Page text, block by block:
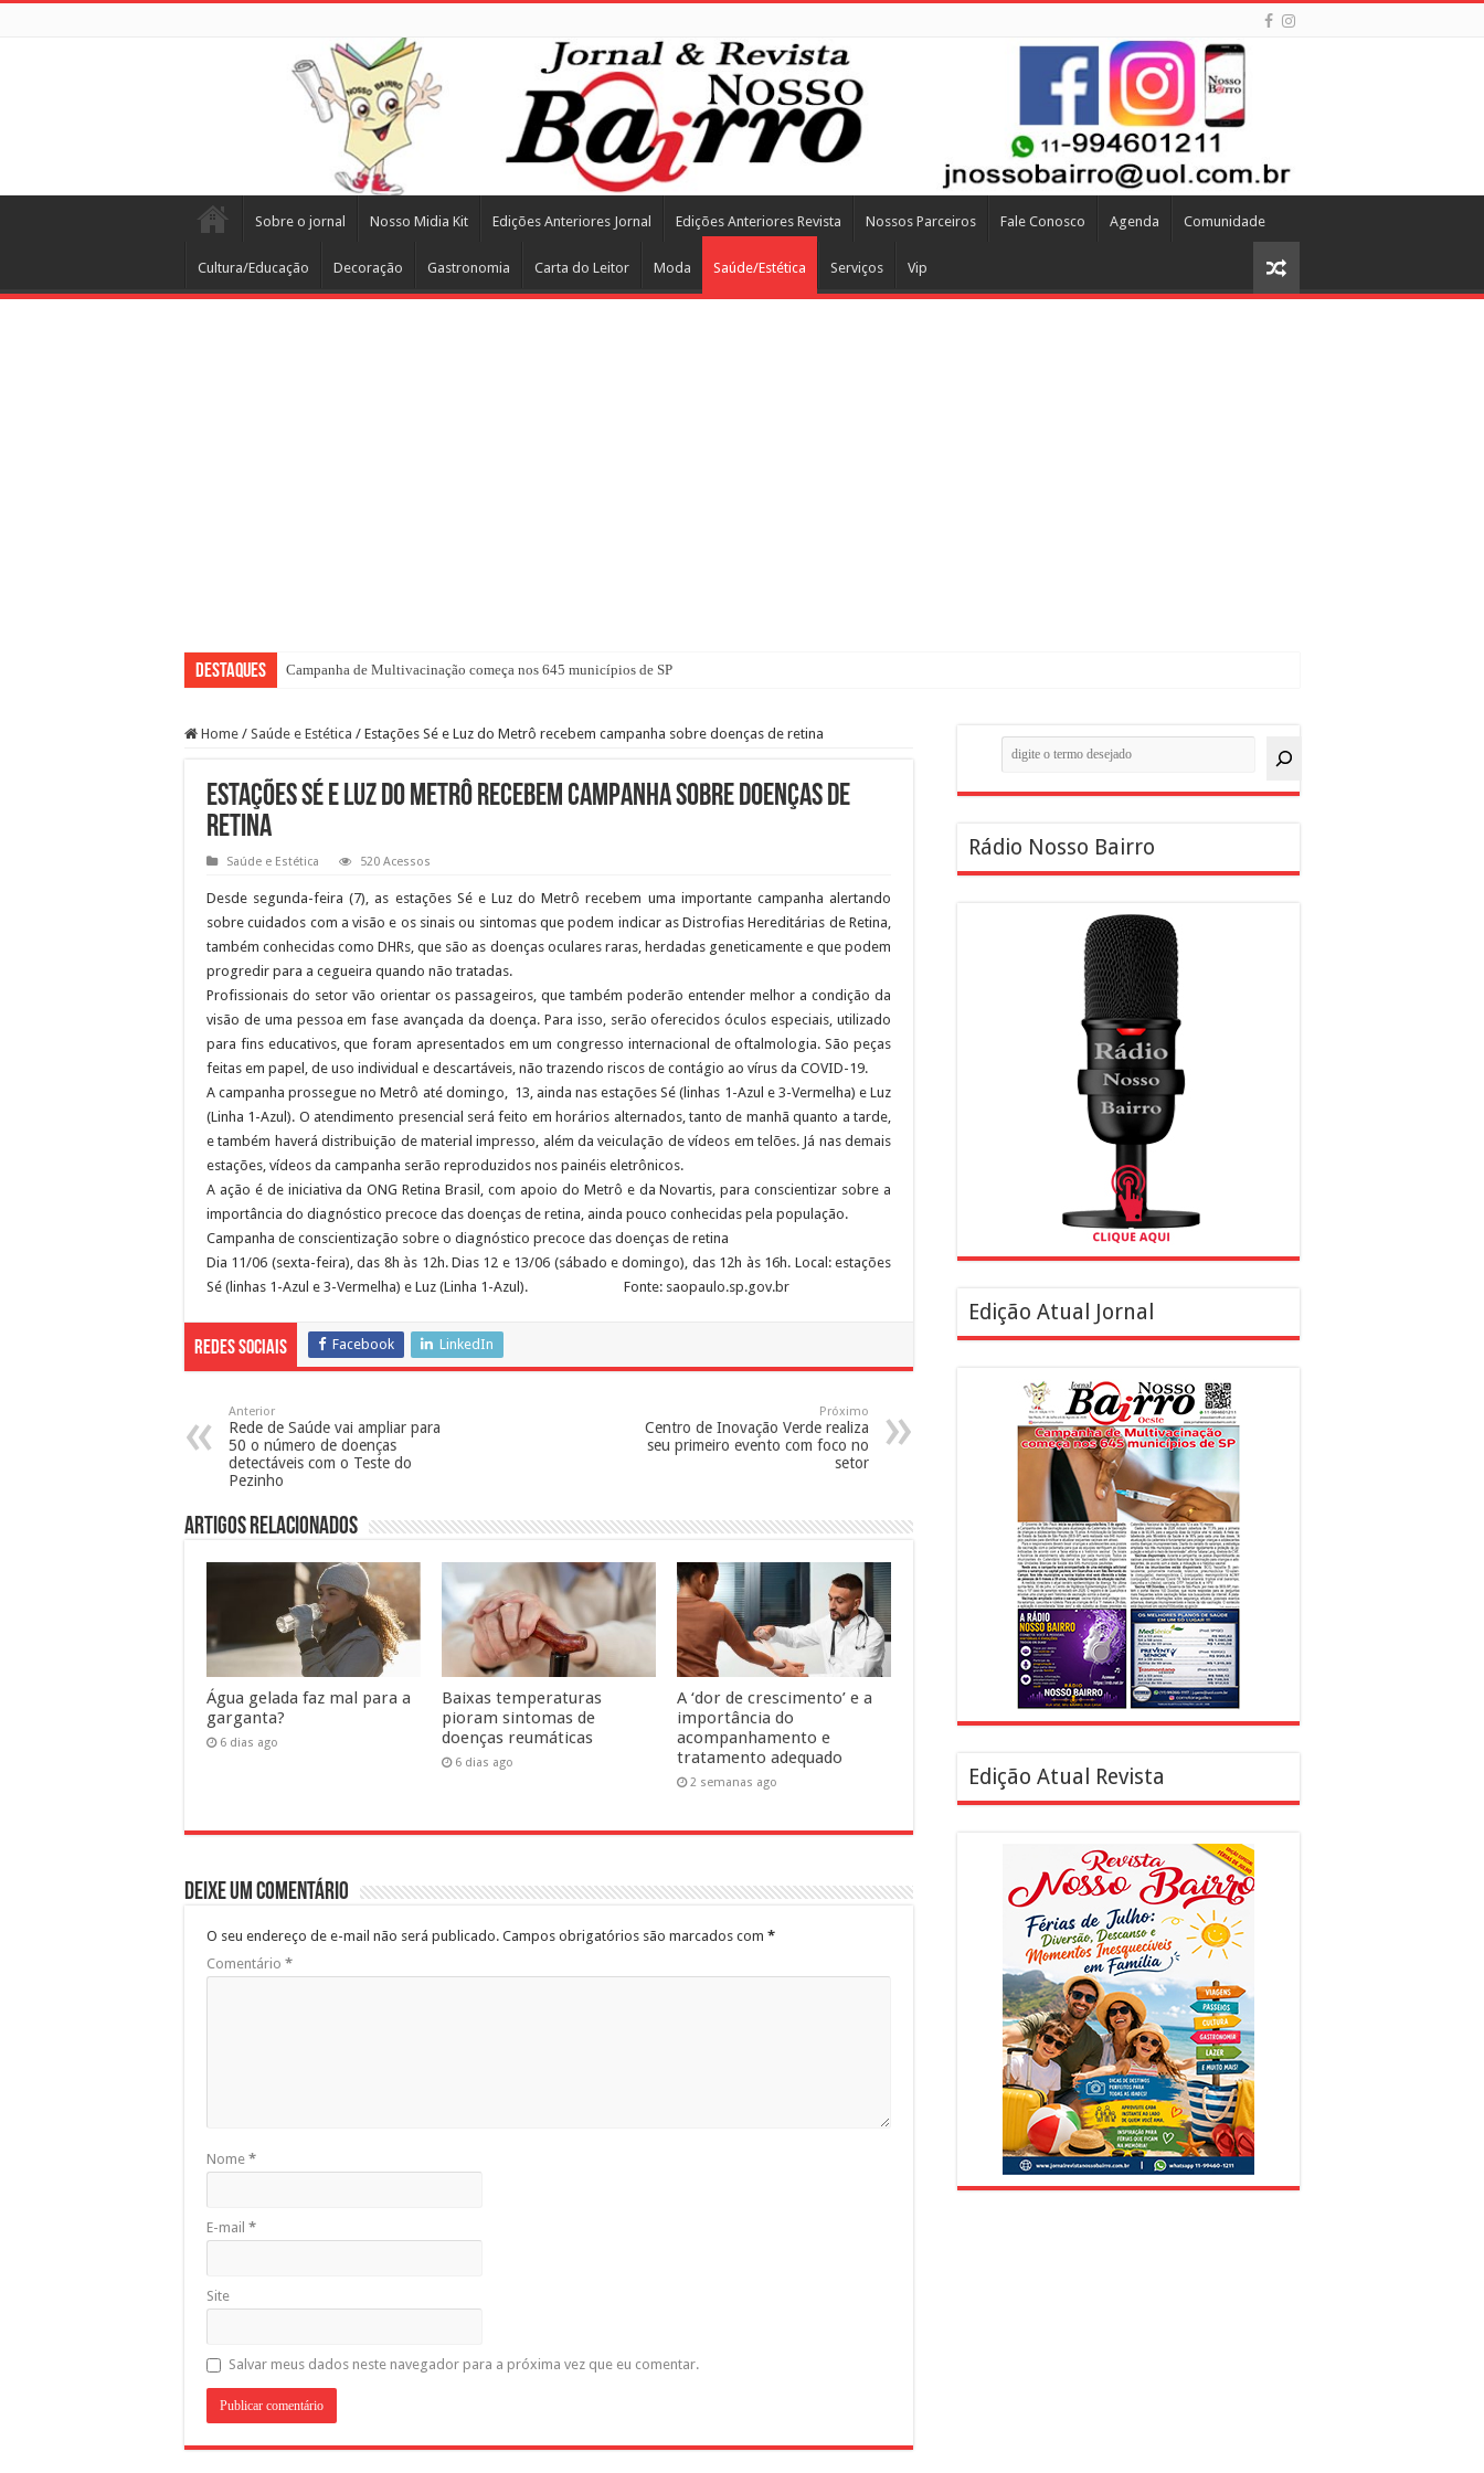
Sobre o jornal Nosso Midia Kit Edições Anteriores Jornal Edições Anteriores Revista Nossos Parceiros Fale Conosco Agenda Comunidade
Cultura/Educação Decoração Gastronomia Carta do Leitor Moda Saúde/Estética Serviços Vip
Destaques Campanha de Multivacinação começa nos 645 municípios de SP
Home / Saúde e Estética / Estações Sé e Luz do Metrô recebem campanha sobre doenças de retina
Estações Sé e Luz do Metrô recebem campanha sobre doenças de
retina
Saúde e Estética 520 Acessos
Desde segunda-feira (7), as estações Sé e Luz do Metrô recebem uma importante campanha alertando
sobre cuidados com a visão e os sinais ou sintomas que podem indicar as Distrofias Hereditárias de Retina,
também conhecidas como DHRs, que são as doenças oculares raras, herdadas geneticamente e que podem
progredir para a cegueira quando não tratadas.
Profissionais do setor vão orientar os passageiros, que também poderão entender melhor a condição da
visão de uma pessoa em fase avançada da doença. Para isso, serão oferecidos óculos especiais, utilizado
para fins educativos, que foram apresentados em um congresso internacional de oftalmologia. São peças
feitas em papel, de uso individual e descartáveis, não trazendo riscos de contágio ao vírus da COVID-19.
A campanha prossegue no Metrô até domingo, 13, ainda nas estações Sé (linhas 1-Azul e 3-Vermelha) e Luz
(Linha 1-Azul). O atendimento presencial será feito em horários alternados, tanto de manhã quanto a tarde,
e também haverá distribuição de material impresso, além da veiculação de vídeos em telões. Já nas demais
estações, vídeos da campanha serão reproduzidos nos painéis eletrônicos.
A ação é de iniciativa da ONG Retina Brasil, com apoio do Metrô e da Novartis, para conscientizar sobre a
importância do diagnóstico precoce das doenças de retina, ainda pouco conhecidas pela população.
Campanha de conscientização sobre o diagnóstico precoce das doenças de retina
Dia 11/06 (sexta-feira), das 8h às 12h. Dias 12 e 13/06 (sábado e domingo), das 12h às 16h. Local: estações
Sé (linhas 1-Azul e 3-Vermelha) e Luz (Linha 1-Azul). Fonte: saopaulo.sp.gov.br
Redes Sociais Facebook LinkedIn
Anterior
Rede de Saúde vai ampliar para
50 o número de doenças
detectáveis com o Teste do
Pezinho
Próximo
Centro de Inovação Verde realiza
seu primeiro evento com foco no
setor
Artigos Relacionados
Água gelada faz mal para a
garganta?
6 dias ago
Baixas temperaturas
pioram sintomas de
doenças reumáticas
6 dias ago
A ‘dor de crescimento’ e a
importância do
acompanhamento e
tratamento adequado
2 semanas ago
Deixe um comentário
O seu endereço de e-mail não será publicado. Campos obrigatórios são marcados com *
Comentário *
Nome *
E-mail *
Site
Salvar meus dados neste navegador para a próxima vez que eu comentar.
Pesquisar
Rádio Nosso Bairro
Edição Atual Jornal
Edição Atual Revista